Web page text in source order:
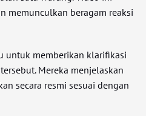
memunculkan beragam reaksi
untuk memberikan klarifikasi
Mereka menjelaskan
secara resmi sesuai dengan